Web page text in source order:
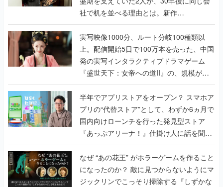
社で机を並べる理由とは。新作
『TATSUJIN EXTREME』で初タッグを組
んだレジェンド2人に訊く開発秘話
実写映像1000分、ルート分岐100種類以
上。配信開始5日で100万本を売った、中国
発の実写インタラクティブドラマゲーム
『盛世天下：女帝への道II』の、規模が違
うこだわりをプロデューサーに聞いた
半年でアプリストアをオープン？ スマホア
プリの“代替ストア”として、わずか6ヵ月で
国内向けローンチを行った発見型ストア
『あっぷアリーナ！』仕掛け人に話を聞い
てみた
なぜ “あの花王” がホラーゲームを作ること
になったのか？ 敵に見つからないようにマ
ジックリンでこっそり掃除する『しずかな